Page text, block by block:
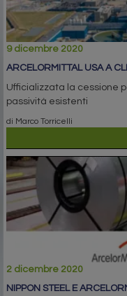
9 dicembre 2020
ARCELORMITTAL USA A
Ufficializzata la cessione
passività esistenti
di Marco Torricelli
2 dicembre 2020
NIPPON STEEL E